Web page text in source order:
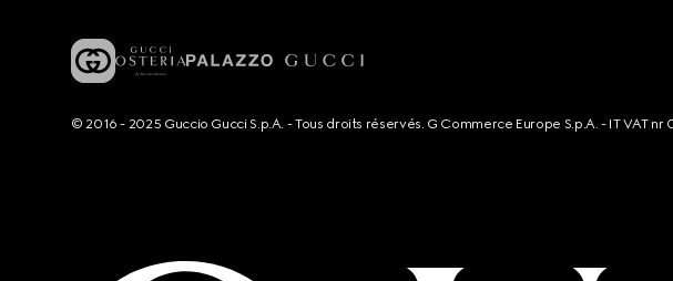
© 2016 - 2025 Guccio Gucci S.p.A. - Tous droits réservés. G Commerce Europe S.p.A. - IT VAT